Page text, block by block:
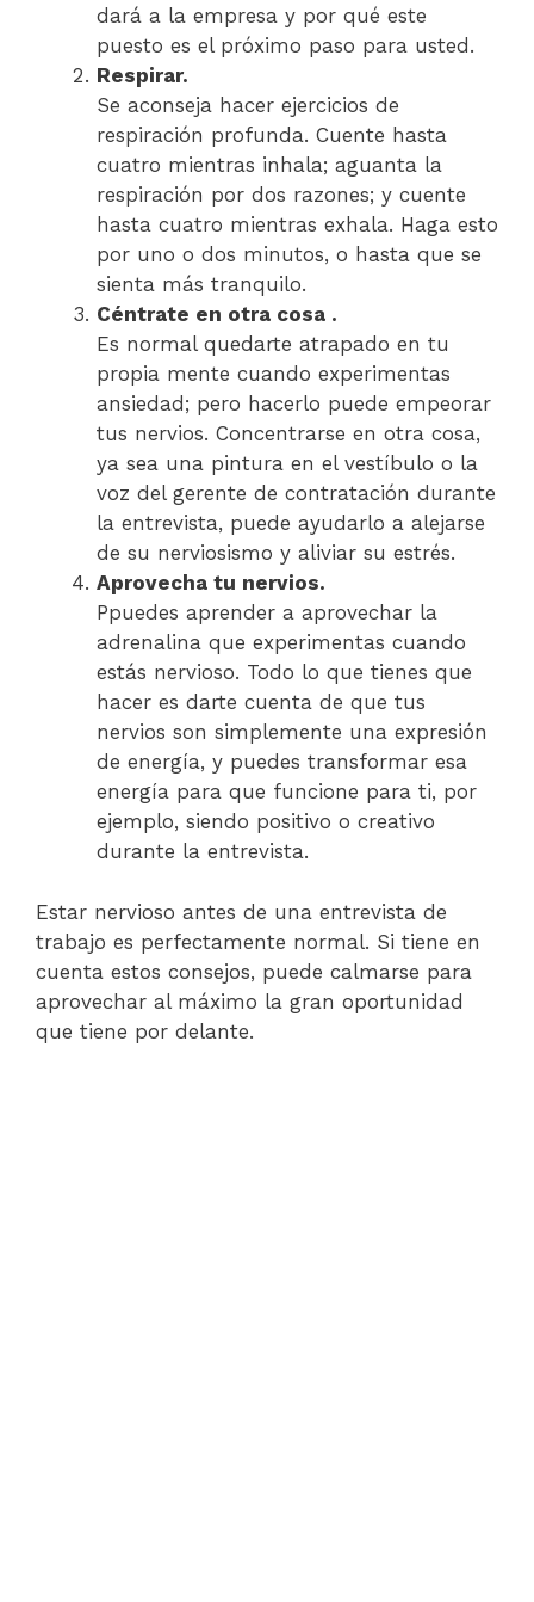
dará a la empresa y por qué este
puesto es el próximo paso para usted.
Respirar.
Se aconseja hacer ejercicios de
respiración profunda. Cuente hasta
cuatro mientras inhala; aguanta la
respiración por dos razones; y cuente
hasta cuatro mientras exhala. Haga esto
por uno o dos minutos, o hasta que se
sienta más tranquilo.
Céntrate en otra cosa .
Es normal quedarte atrapado en tu
propia mente cuando experimentas
ansiedad; pero hacerlo puede empeorar
tus nervios. Concentrarse en otra cosa,
ya sea una pintura en el vestíbulo o la
voz del gerente de contratación durante
la entrevista, puede ayudarlo a alejarse
de su nerviosismo y aliviar su estrés.
Aprovecha tu nervios.
Ppuedes aprender a aprovechar la
adrenalina que experimentas cuando
estás nervioso. Todo lo que tienes que
hacer es darte cuenta de que tus
nervios son simplemente una expresión
de energía, y puedes transformar esa
energía para que funcione para ti, por
ejemplo, siendo positivo o creativo
durante la entrevista.
Estar nervioso antes de una entrevista de
trabajo es perfectamente normal. Si tiene en
cuenta estos consejos, puede calmarse para
aprovechar al máximo la gran oportunidad
que tiene por delante.